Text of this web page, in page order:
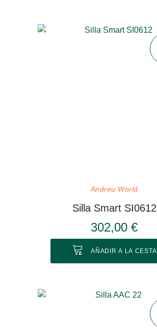
Andreu World
Silla Smart SI0612
302,00 €
AÑADIR A LA CESTA